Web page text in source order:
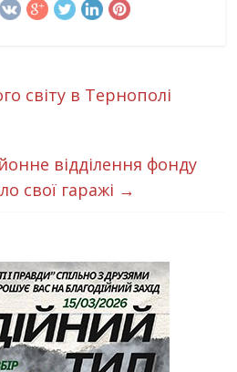
світу в Тернополі
відділення фонду
свої гаражі →